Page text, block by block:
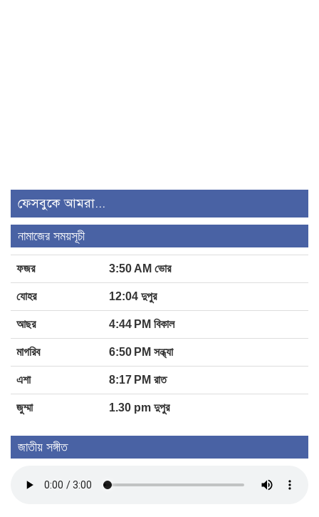
ফেসবুকে আমরা...
নামাজের সময়সূচী
ফজর 3:50 AM ভোর
যোহর 12:04 দুপুর
আছর 4:44 PM বিকাল
মাগরিব 6:50 PM সন্ধ্যা
এশা 8:17 PM রাত
জুম্মা 1.30 pm দুপুর
জাতীয় সঙ্গীত